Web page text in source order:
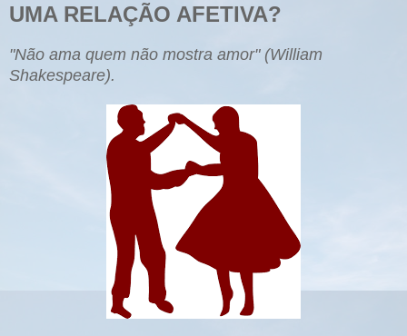
UMA RELAÇÃO AFETIVA?
"Não ama quem não mostra amor" (William
Shakespeare).